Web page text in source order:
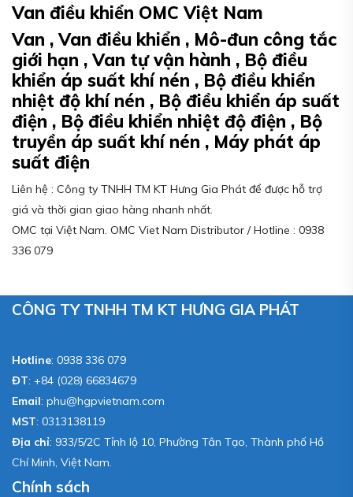
Van điều khiển OMC Việt Nam
Van , Van điều khiển , Mô-đun công tắc
giới hạn , Van tự vận hành , Bộ điều
khiển áp suất khí nén , Bộ điều khiển
nhiệt độ khí nén , Bộ điều khiển áp suất
điện , Bộ điều khiển nhiệt độ điện , Bộ
truyền áp suất khí nén , Máy phát áp
suất điện
Liên hệ : Công ty TNHH TM KT Hưng Gia Phát để được hỗ trợ
giá và thời gian giao hàng nhanh nhất.
OMC tại Việt Nam. OMC Viet Nam Distributor / Hotline : 0938
336 079
CÔNG TY TNHH TM KT HƯNG GIA PHÁT
Hotline: 0938 336 079
ĐT: +84 (028) 66834679
Email: phu@hgpvietnam.com
MST: 0313138119
Địa chỉ: 933/5/2C Tỉnh lộ 10, Phường Tân Tạo, Thành phố Hồ
Chí Minh, Việt Nam.
Chính sách